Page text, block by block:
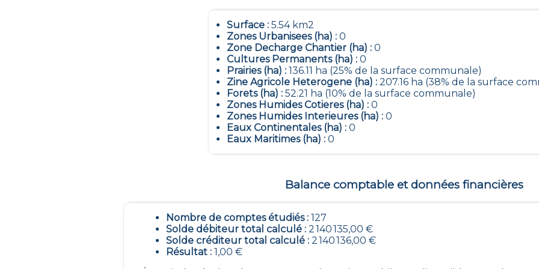
Surface : 5.54 km2
Zones Urbanisees (ha) : 0
Zone Decharge Chantier (ha) : 0
Cultures Permanents (ha) : 0
Prairies (ha) : 136.11 ha (25% de la surface communale)
Zine Agricole Heterogene (ha) : 207.16 ha (38% de la surface
Forets (ha) : 52.21 ha (10% de la surface communale)
Zones Humides Cotieres (ha) : 0
Zones Humides Interieures (ha) : 0
Eaux Continentales (ha) : 0
Eaux Maritimes (ha) : 0
Balance comptable et données financières
Nombre de comptes étudiés :127
Solde débiteur total calculé :2 140 135,00 €
Solde créditeur total calculé :2 140 136,00 €
Résultat :1,00 €